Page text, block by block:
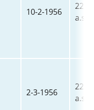
10-2-1956
22-
a.s.
2-3-1956
22-
a.s.